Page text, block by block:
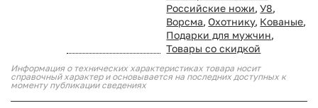
Российские ножи, У8,
Ворсма, Охотнику, Кованые,
Подарки для мужчин,
Товары со скидкой
Информация о технических характеристиках товара носит
справочный характер и основывается на последних доступных к
моменту публикации сведениях